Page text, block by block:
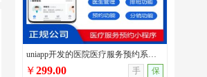
uniapp开发的医院医疗服务预约系统源码/口腔医院/宠物医院/中医馆/服务行业预约管理系统
￥299.00 手 保